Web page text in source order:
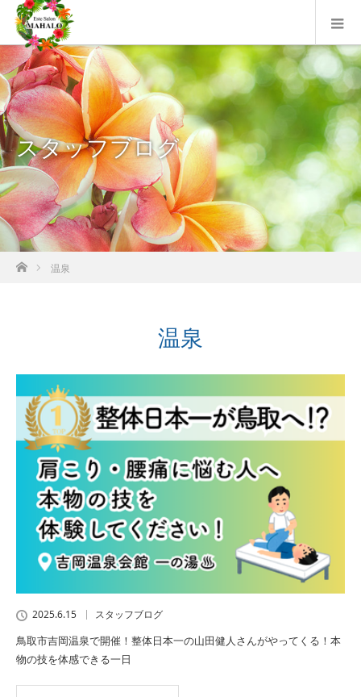
スタッフブログ
ホーム温泉
温泉
2025.6.15 スタッフブログ
鳥取市吉岡温泉で開催！整体日本一の山田健人さんがやってくる！本
物の技を体感できる一日